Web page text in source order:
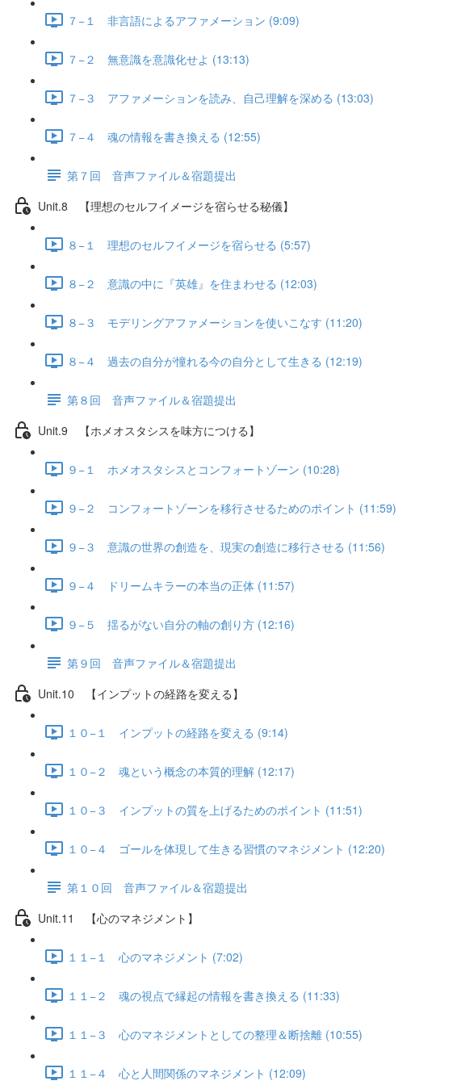
７−１ 非言語によるアファメーション (9:09)
７−２ 無意識を意識化せよ (13:13)
７−３ アファメーションを読み、自己理解を深める (13:03)
７−４ 魂の情報を書き換える (12:55)
第７回 音声ファイル＆宿題提出
Unit.8 【理想のセルフイメージを宿らせる秘儀】
８−１ 理想のセルフイメージを宿らせる (5:57)
８−２ 意識の中に『英雄』を住まわせる (12:03)
８−３ モデリングアファメーションを使いこなす (11:20)
８−４ 過去の自分が憧れる今の自分として生きる (12:19)
第８回 音声ファイル＆宿題提出
Unit.9 【ホメオスタシスを味方につける】
９−１ ホメオスタシスとコンフォートゾーン (10:28)
９−２ コンフォートゾーンを移行させるためのポイント (11:59)
９−３ 意識の世界の創造を、現実の創造に移行させる (11:56)
９−４ ドリームキラーの本当の正体 (11:57)
９−５ 揺るがない自分の軸の創り方 (12:16)
第９回 音声ファイル＆宿題提出
Unit.10 【インプットの経路を変える】
１０−１ インプットの経路を変える (9:14)
１０−２ 魂という概念の本質的理解 (12:17)
１０−３ インプットの質を上げるためのポイント (11:51)
１０−４ ゴールを体現して生きる習慣のマネジメント (12:20)
第１０回 音声ファイル＆宿題提出
Unit.11 【心のマネジメント】
１１−１ 心のマネジメント (7:02)
１１−２ 魂の視点で縁起の情報を書き換える (11:33)
１１−３ 心のマネジメントとしての整理＆断捨離 (10:55)
１１−４ 心と人間関係のマネジメント (12:09)